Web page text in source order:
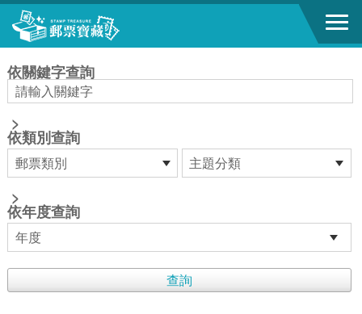
跳到主要內容區塊
依關鍵字查詢
>
依類別查詢
>
依年度查詢